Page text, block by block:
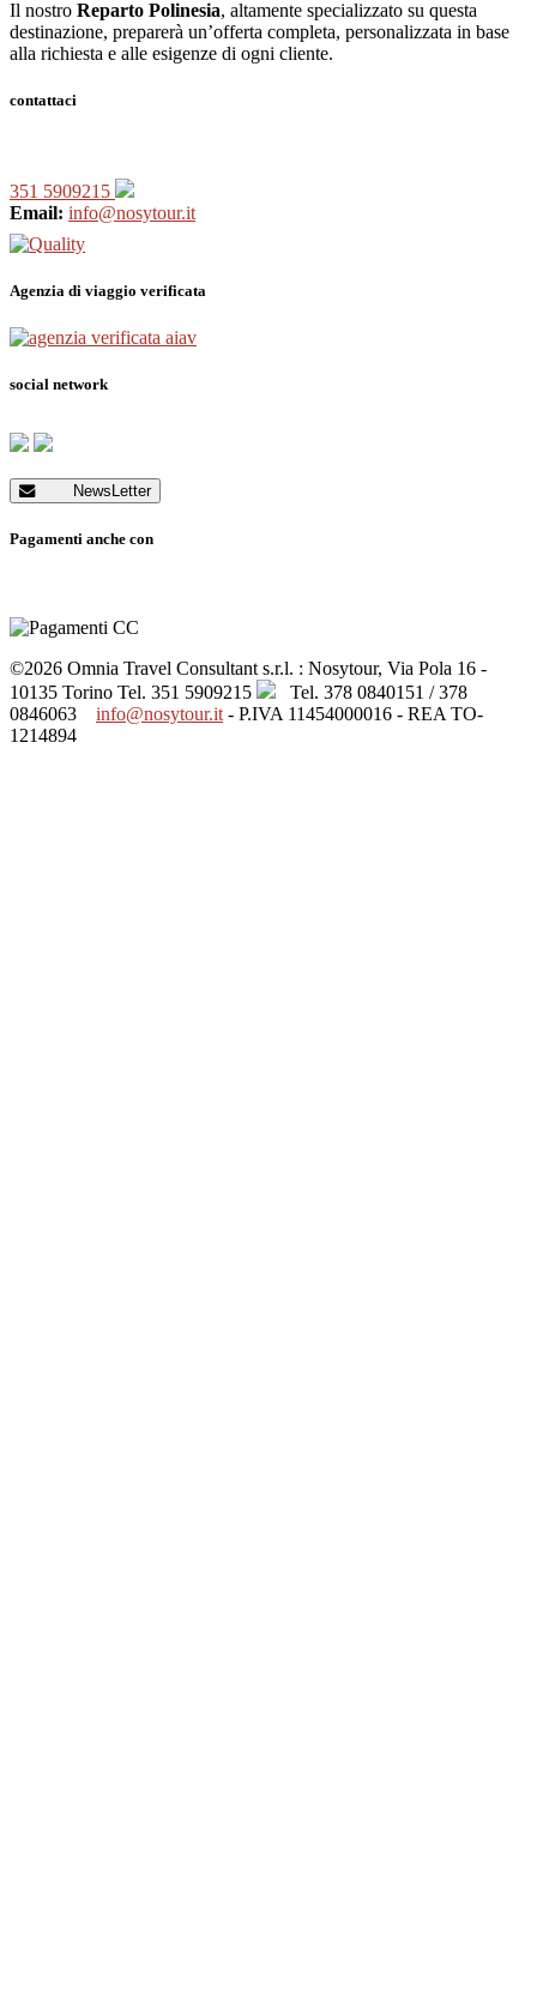
Il nostro Reparto Polinesia, altamente specializzato su questa
destinazione, preparerà un’offerta completa, personalizzata in base
alla richiesta e alle esigenze di ogni cliente.
contattaci
351 5909215
Email: info@nosytour.it
Agenzia di viaggio verificata
social network
NewsLetter
Pagamenti anche con
©2026 Omnia Travel Consultant s.r.l. : Nosytour, Via Pola 16 -
10135 Torino Tel. 351 5909215
Tel. 378 0840151 / 378
0846063 info@nosytour.it - P.IVA 11454000016 - REA TO-
1214894